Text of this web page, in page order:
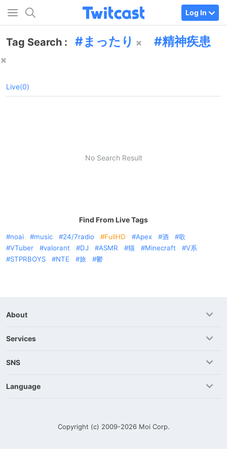
Log In
Tag Search : まったり 精神疾患
Live(0)
No Search Result
Find From Live Tags
noai music 24/7radio FullHD Apex 酒
歌
VTuber
valorant DJ ASMR 猫 Minecraft
V系
STPRBOYS
NTE 旅 鬱
About
Services
SNS
Language
Copyright (c) 2009-2026 Moi Corp.